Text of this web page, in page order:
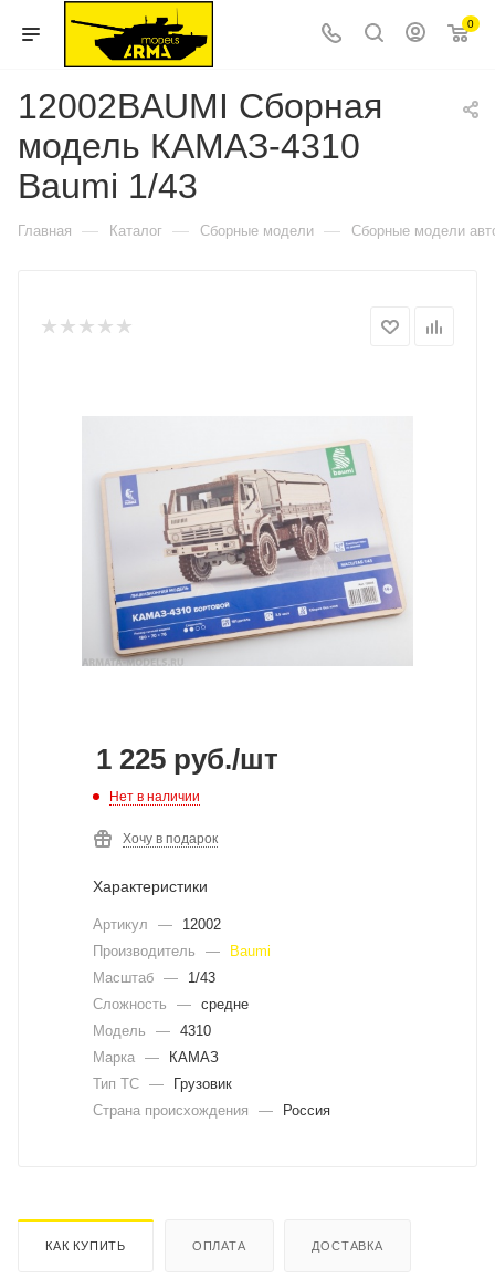
0
12002BAUMI Сборная
модель КАМАЗ-4310
Baumi 1/43
Главная — Каталог — Сборные модели — Сборные модели
1 225 руб./шт
Нет в наличии
Хочу в подарок
Характеристики
Артикул —
12002
Производитель
—
Baumi
Масштаб —
1/43
Сложность
— средне
Модель
— 4310
Марка —
КАМАЗ
Тип ТС —
Грузовик
Страна происхождения
— Россия
КАК КУПИТЬ ОПЛАТА ДОСТАВКА